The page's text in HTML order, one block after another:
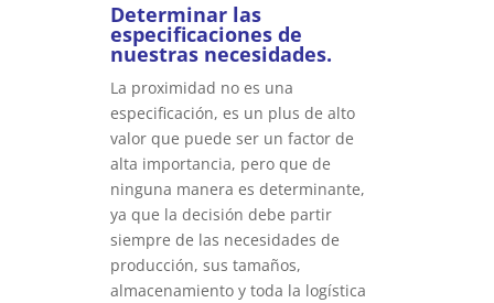
Determinar las
especificaciones de
nuestras necesidades.
La proximidad no es una
especificación, es un plus de alto
valor que puede ser un factor de
alta importancia, pero que de
ninguna manera es determinante,
ya que la decisión debe partir
siempre de las necesidades de
producción, sus tamaños,
almacenamiento y toda la logística